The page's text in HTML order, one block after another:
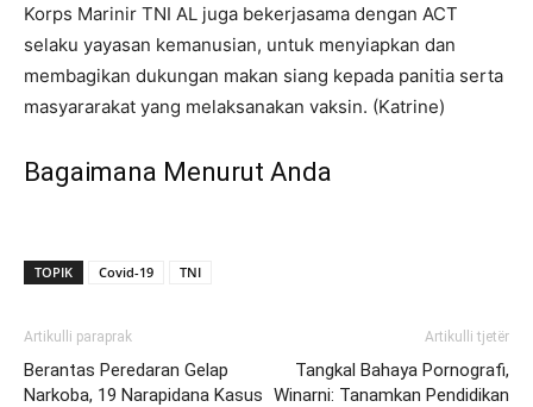
Korps Marinir TNI AL juga bekerjasama dengan ACT
selaku yayasan kemanusian, untuk menyiapkan dan
membagikan dukungan makan siang kepada panitia serta
masyararakat yang melaksanakan vaksin. (Katrine)
Bagaimana Menurut Anda
TOPIK Covid-19 TNI
Artikulli paraprak
Berantas Peredaran Gelap
Narkoba, 19 Narapidana Kasus
Artikulli tjetër
Tangkal Bahaya Pornografi,
Winarni: Tanamkan Pendidikan